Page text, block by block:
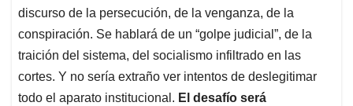
discurso de la persecución, de la venganza, de la
conspiración. Se hablará de un “golpe judicial”, de la
traición del sistema, del socialismo infiltrado en las
cortes. Y no sería extraño ver intentos de deslegitimar
todo el aparato institucional. El desafío será